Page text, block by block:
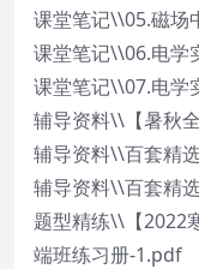
课堂笔记\\05.磁场
课堂笔记\\06.电
课堂笔记\\07.电
辅导资料\\【暑秋
辅导资料\\百套精
辅导资料\\百套精
题型精练\\【2022
端班练习册-1.pdf